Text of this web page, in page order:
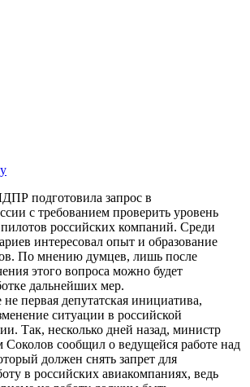
подготовила запрос в
с требованием проверить уровень
российских компаний. Среди
интересовал опыт и образование
По мнению думцев, лишь после
этого вопроса можно будет
дальнейших мер.
первая депутатская инициатива,
ситуации в российской
Так, несколько дней назад, министр
Соколов сообщил о ведущейся работе над
должен снять запрет для
в российских авиакомпаниях, ведь